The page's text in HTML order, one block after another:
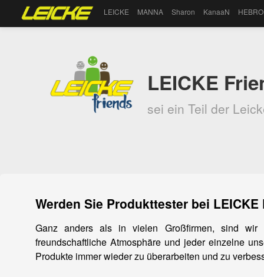
LEICKE MANNA Sharon KanaaN
LEICKE
sei ein Teil der
Werden Sie Produkttester bei LEICKE
Ganz anders als in vielen Großfirmen, sind
freundschaftliche Atmosphäre und jeder einzelne
Produkte immer wieder zu überarbeiten und zu